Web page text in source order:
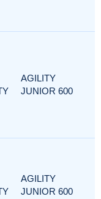
AGILITY
JUNIOR 600
AGILITY
JUNIOR 600